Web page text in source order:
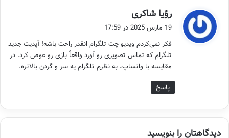
رؤیا شاکری
ف
:
19 مارس 2025 در 17:59
فکر نمی‌کردم ویدیو چت تلگرام انقدر راحت باشه! آپدیت جدید
تلگرام که تماس تصویری رو آورد واقعاً بازی رو عوض کرد. در
مقایسه با واتساپ، به نظرم تلگرام یه سر و گردن بالاتره.
پاسخ
دیدگاهتان را بنویسید